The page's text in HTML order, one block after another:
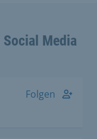
Media
Folgen